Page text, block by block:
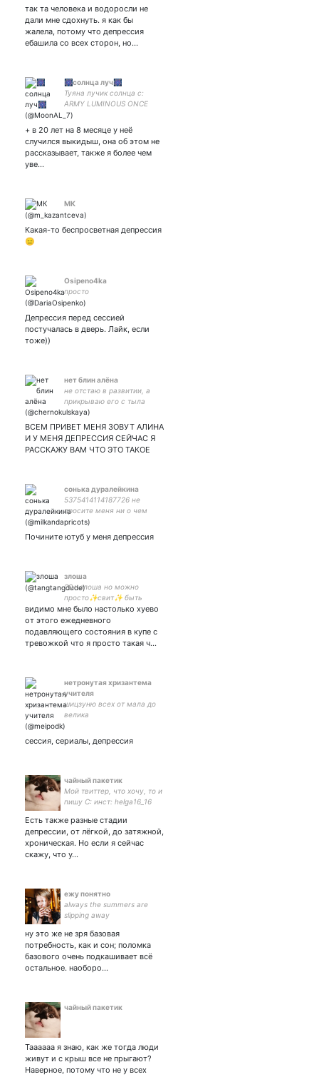
так та человека и водоросли не
дали мне сдохнуть. я как бы
жалела, потому что депрессия
ебашила со всех сторон, но…
🎆солнца луч🎆
Туяна лучик солнца с:
ARMY LUMINOUS ONCE
MOOMOO STAY Если что, я
+ в 20 лет на 8 месяце у неё
случился выкидыш, она об этом не
рассказывает, также я более чем
уве…
МК
Какая-то беспросветная депрессия
😑
Osipeno4ka
просто
Депрессия перед сессией
постучалась в дверь. Лайк, если
тоже))
нет блин алёна
не отстаю в развитии, а
прикрываю его с тыла
ВСЕМ ПРИВЕТ МЕНЯ ЗОВУТ АЛИНА
И У МЕНЯ ДЕПРЕССИЯ СЕЙЧАС Я
РАССКАЖУ ВАМ ЧТО ЭТО ТАКОЕ
сонька дуралейкина
5375414114187726 не
просите меня ни о чем
если не готовы
Почините ютуб у меня депрессия
злоша
20+ злоша но можно
просто✨свит✨ быть
фикрайтером тяжкий крест
шигарианство и дабихоксы
// манга рид спойлеры
бнха/// люблю курицу //
арт на юпе Kimbolt_Prime
видимо мне было настолько хуево
от этого ежедневного
подавляющего состояния в купе с
тревожкой что я просто такая ч…
нетронутая хризантема
учителя
шицзуню всех от мала до
велика
сессия, сериалы, депрессия
чайный пакетик
Мой твиттер, что хочу, то и
пишу С: инст: helga16_16
Есть также разные стадии
депрессии, от лёгкой, до затяжной,
хроническая. Но если я сейчас
скажу, что у…
ежу понятно
always the summers are
slipping away
ну это же не зря базовая
потребность, как и сон; поломка
базового очень подкашивает всё
остальное. наоборо…
чайный пакетик
Таааааа я знаю, как же тогда люди
живут и с крыш все не прыгают?
Наверное, потому что не у всех